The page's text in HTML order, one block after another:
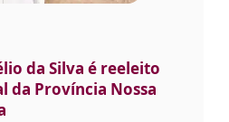
da Silva é reeleito
da Província Nossa